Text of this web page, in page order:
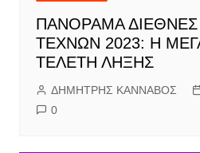
ΠΑΝΟΡΑΜΑ ΔΙΕΘΝΕΣ
ΤΕΧΝΩΝ 2023: Η
ΤΕΛΕΤΗ ΛΗΞΗΣ
ΔΗΜΗΤΡΗΣ ΚΑΝΝΑΒΟΣ
0